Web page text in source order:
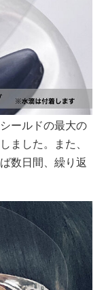
ールドの最大の
ました。また、
数日間、繰り返